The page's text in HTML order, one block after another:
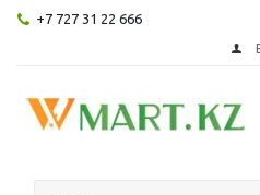
+7 727 31 22 666